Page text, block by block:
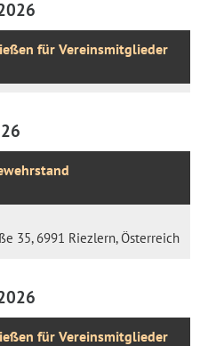
für Vereinsmitglieder
35, 6991 Riezlern, Österreich
für Vereinsmitglieder